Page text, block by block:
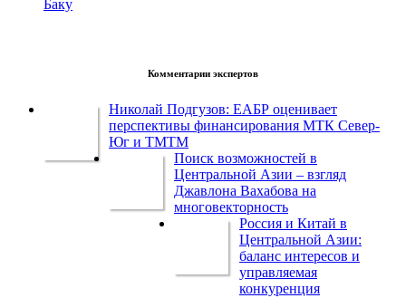
Баку
Комментарии экспертов
Николай Подгузов: ЕАБР оценивает
перспективы финансирования МТК Север-
Юг и ТМТМ
Поиск возможностей в
Центральной Азии – взгляд
Джавлона Вахабова на
многовекторность
Россия и Китай в
Центральной Азии:
баланс интересов и
управляемая
конкуренция